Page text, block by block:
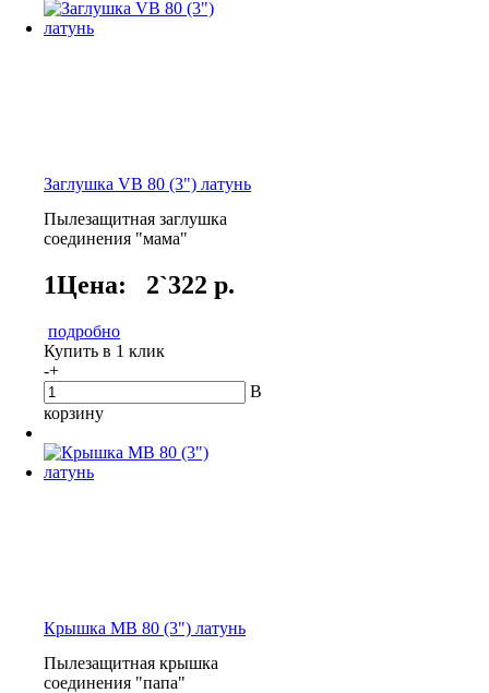
Заглушка VB 80 (3") латунь
Пылезащитная заглушка
соединения "мама"
1Цена: 2`322 р.
подробно
Купить в 1 клик
-+
В
корзину
Крышка МВ 80 (3") латунь
Пылезащитная крышка
соединения "папа"